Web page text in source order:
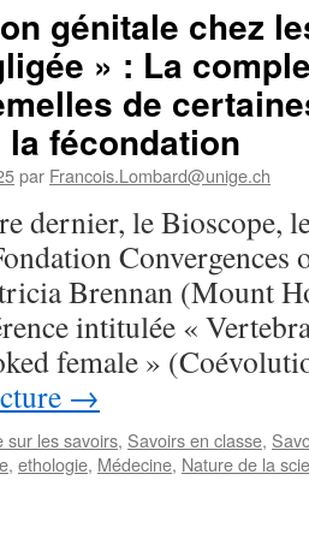
ont
sur
des
génitale chez
» : La
de
fécondation
par Francois.Lombard@unige.ch
dernier, le Bioscope,
Convergences
Brennan (Mount
intitulée «
female »
→
sur les savoirs, Savoirs en classe,
, ethologie, Médecine, Nature de la